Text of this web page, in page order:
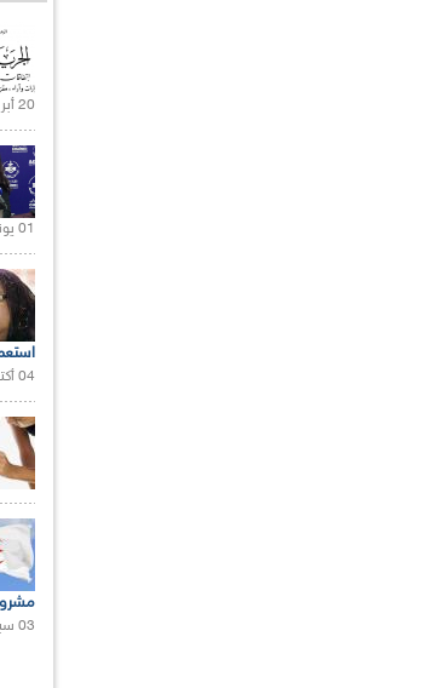
20 أبريل 2021 |
01 يونيو 2021 |
04 أكتوبر 2020 |
03 سبتمبر 2020 |